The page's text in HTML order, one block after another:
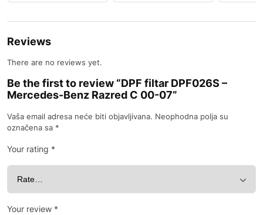
Reviews
There are no reviews yet.
Be the first to review “DPF filtar DPF026S –
Mercedes-Benz Razred C 00-07”
Vaša email adresa neće biti objavljivana. Neophodna polja su
označena sa *
Your rating *
Your review *